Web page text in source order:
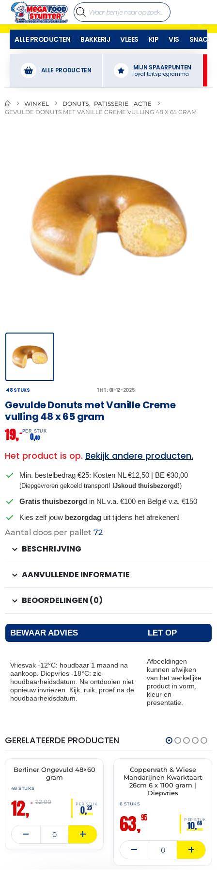
ALLE PRODUCTEN BAKKERIJ VLEES KIP VIS SNACKS
ALLE PRODUCTEN MIJN SPAARPUNTEN
loyaliteitsprogramma
WINKEL DONUTS PATISSERIE
ACTIE
GEVULDE DONUTS MET VANILLE CREME VULLING 48 X 65 GRAM
48 STUKS THT: 01-12-2025
Gevulde Donuts met Vanille Creme
vulling 48 x 65 gram
19,– PER STUK
0,40
Het product is op. Bekijk andere producten.
Min. bestelbedrag €25: Kosten NL €12,50 | BE €30,00
(Diepgevroren gekoeld transport! IJskoud thuisbezorgd!)
Gratis thuisbezorgd in NL v.a. €100 en België v.a. €150
Kies zelf jouw bezorgdag uit tijdens het afrekenen!
Aantal doos per pallet 72
BESCHRIJVING
AANVULLENDE INFORMATIE
BEOORDELINGEN (0)
BEWAAR ADVIES LET OP
Vriesvak -12°C: houdbaar 1 maand na
aankoop. Diepvries -18°C: zie
houdbaarheidsdatum. Na ontdooien niet
opnieuw invriezen. Kijk, ruik, proef na de
houdbaarheidsdatum.
Afbeeldingen
kunnen afwijken
van het werkelijke
product in vorm,
kleur en
presentatie.
GERELATEERDE PRODUCTEN
🔥 OP=OP
THT:
30-
Berliner Ongevuld 48×60
gram
48 STUKS
12,– PER STUK
0,25
22,00
✓ VAST ASSORTIMENT
Coppenrath & Wiese
Mandarijnen Kwarktaart
26cm 6 x 1100 gram |
Diepvries
6 STUKS
63,95 PER STUK
10,66